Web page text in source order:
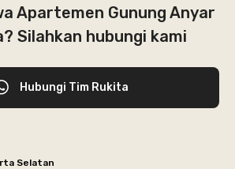
Apartemen Gunung Anyar
Silahkan hubungi kami
Hubungi Tim Rukita
Selatan